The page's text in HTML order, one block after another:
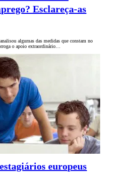
Esclareça-as
algumas das medidas que constam no
o apoio extraordinário…
europeus